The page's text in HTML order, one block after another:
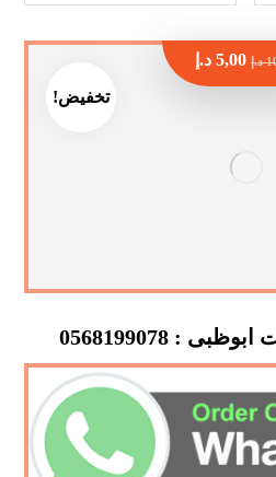
تخفيض!
: 0568199078
د.إ 5,00 د.إ